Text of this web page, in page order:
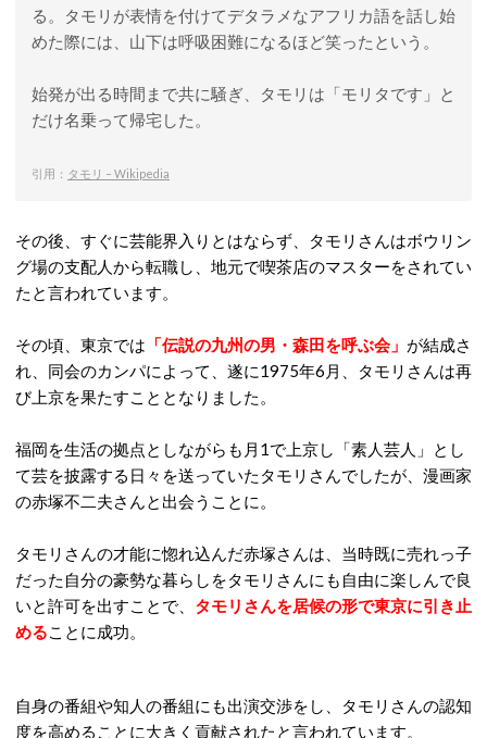
る。タモリが表情を付けてデタラメなアフリカ語を話し始
めた際には、山下は呼吸困難になるほど笑ったという。
始発が出る時間まで共に騒ぎ、タモリは「モリタです」と
だけ名乗って帰宅した。
引用： タモリ – Wikipedia
その後、すぐに芸能界入りとはならず、タモリさんはボウリン
グ場の支配人から転職し、地元で喫茶店のマスターをされてい
たと言われています。
その頃、東京では 「伝説の九州の男・森田を呼ぶ会」 が結成さ
れ、同会のカンパによって、遂に1975年6月、タモリさんは再
び上京を果たすこととなりました。
福岡を生活の拠点としながらも月1で上京し「素人芸人」とし
て芸を披露する日々を送っていたタモリさんでしたが、漫画家
の赤塚不二夫さんと出会うことに。
タモリさんの才能に惚れ込んだ赤塚さんは、当時既に売れっ子
だった自分の豪勢な暮らしをタモリさんにも自由に楽しんで良
いと許可を出すことで、 タモリさんを居候の形で東京に引き止
めることに成功。
自身の番組や知人の番組にも出演交渉をし、タモリさんの認知
度を高めることに大きく貢献されたと言われています。